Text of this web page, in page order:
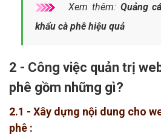
Xem thêm: Quảng
khẩu cà phê hiệu quả
2 - Công việc quản trị
phê gồm những gì?
2.1 - Xây dựng nội dung cho
phê :